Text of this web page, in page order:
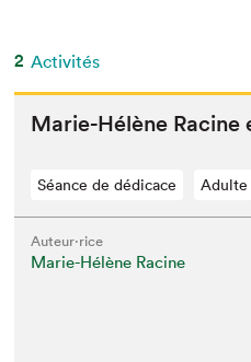
2 Activités
Marie-Hélène Racine
Séance de dédicace Adulte
Auteur·rice
Marie-Hélène Racine